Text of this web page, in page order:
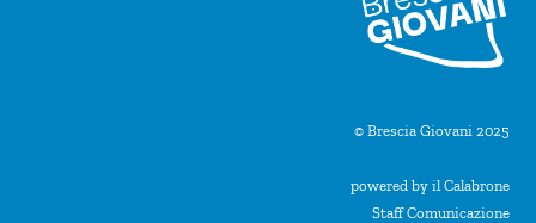
© Brescia Giovani 2025
powered by il Calabrone
Staff Comunicazione